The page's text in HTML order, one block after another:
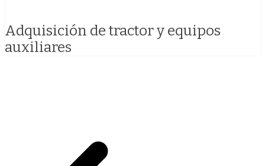
Adquisición de tractor y equipos
auxiliares